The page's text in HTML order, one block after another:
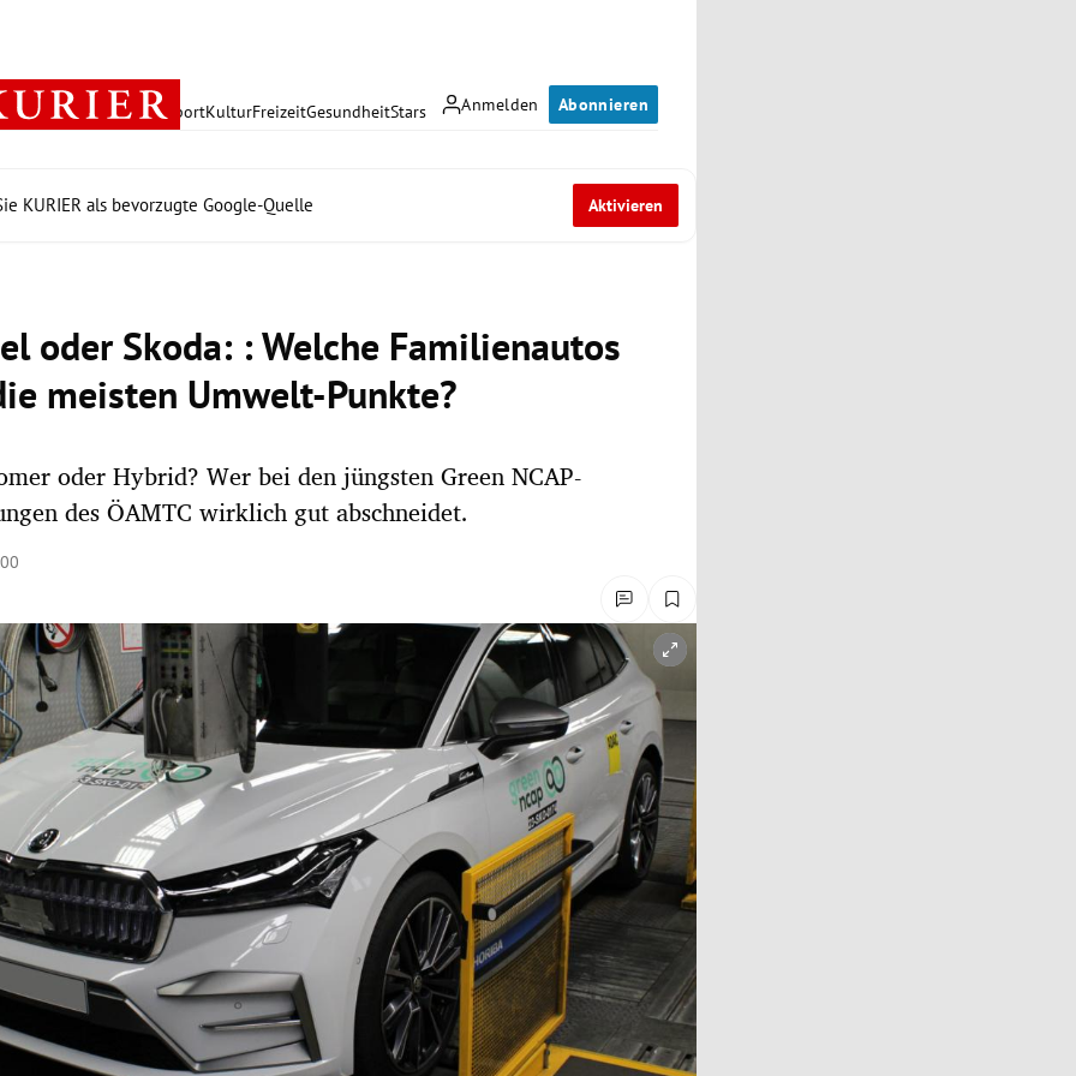
Anmelden Abonnieren
PolitikWirtschaft SportKulturFreizeitGesundheitStars
KURIER als bevorzugte Google-Quelle Aktivieren
oder Skoda: : Welche Familienautos
meisten Umwelt-Punkte?
oder Hybrid? Wer bei den jüngsten Green NCAP-
des ÖAMTC wirklich gut abschneidet.
öffnen/schließen